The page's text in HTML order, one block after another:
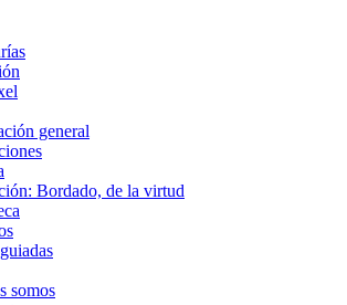
general
Bordado, de la virtud
somos